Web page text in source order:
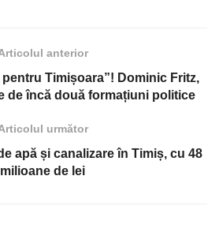
anterior
Timișoara”! Dominic Fritz,
de încă două formațiuni politice
următor
apă și canalizare în Timiș, cu 48
milioane de lei